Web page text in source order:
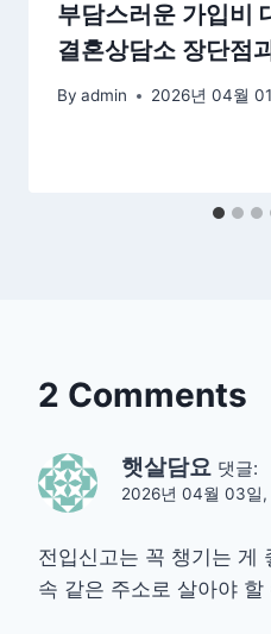
부담스러운 가입비
결혼상담소 장단점
By admin 2026년 04월
2 Comments
햇살담요 댓글:
2026년 04월 03일,
전입신고는 꼭 챙기는 게
속 같은 주소로 살아야